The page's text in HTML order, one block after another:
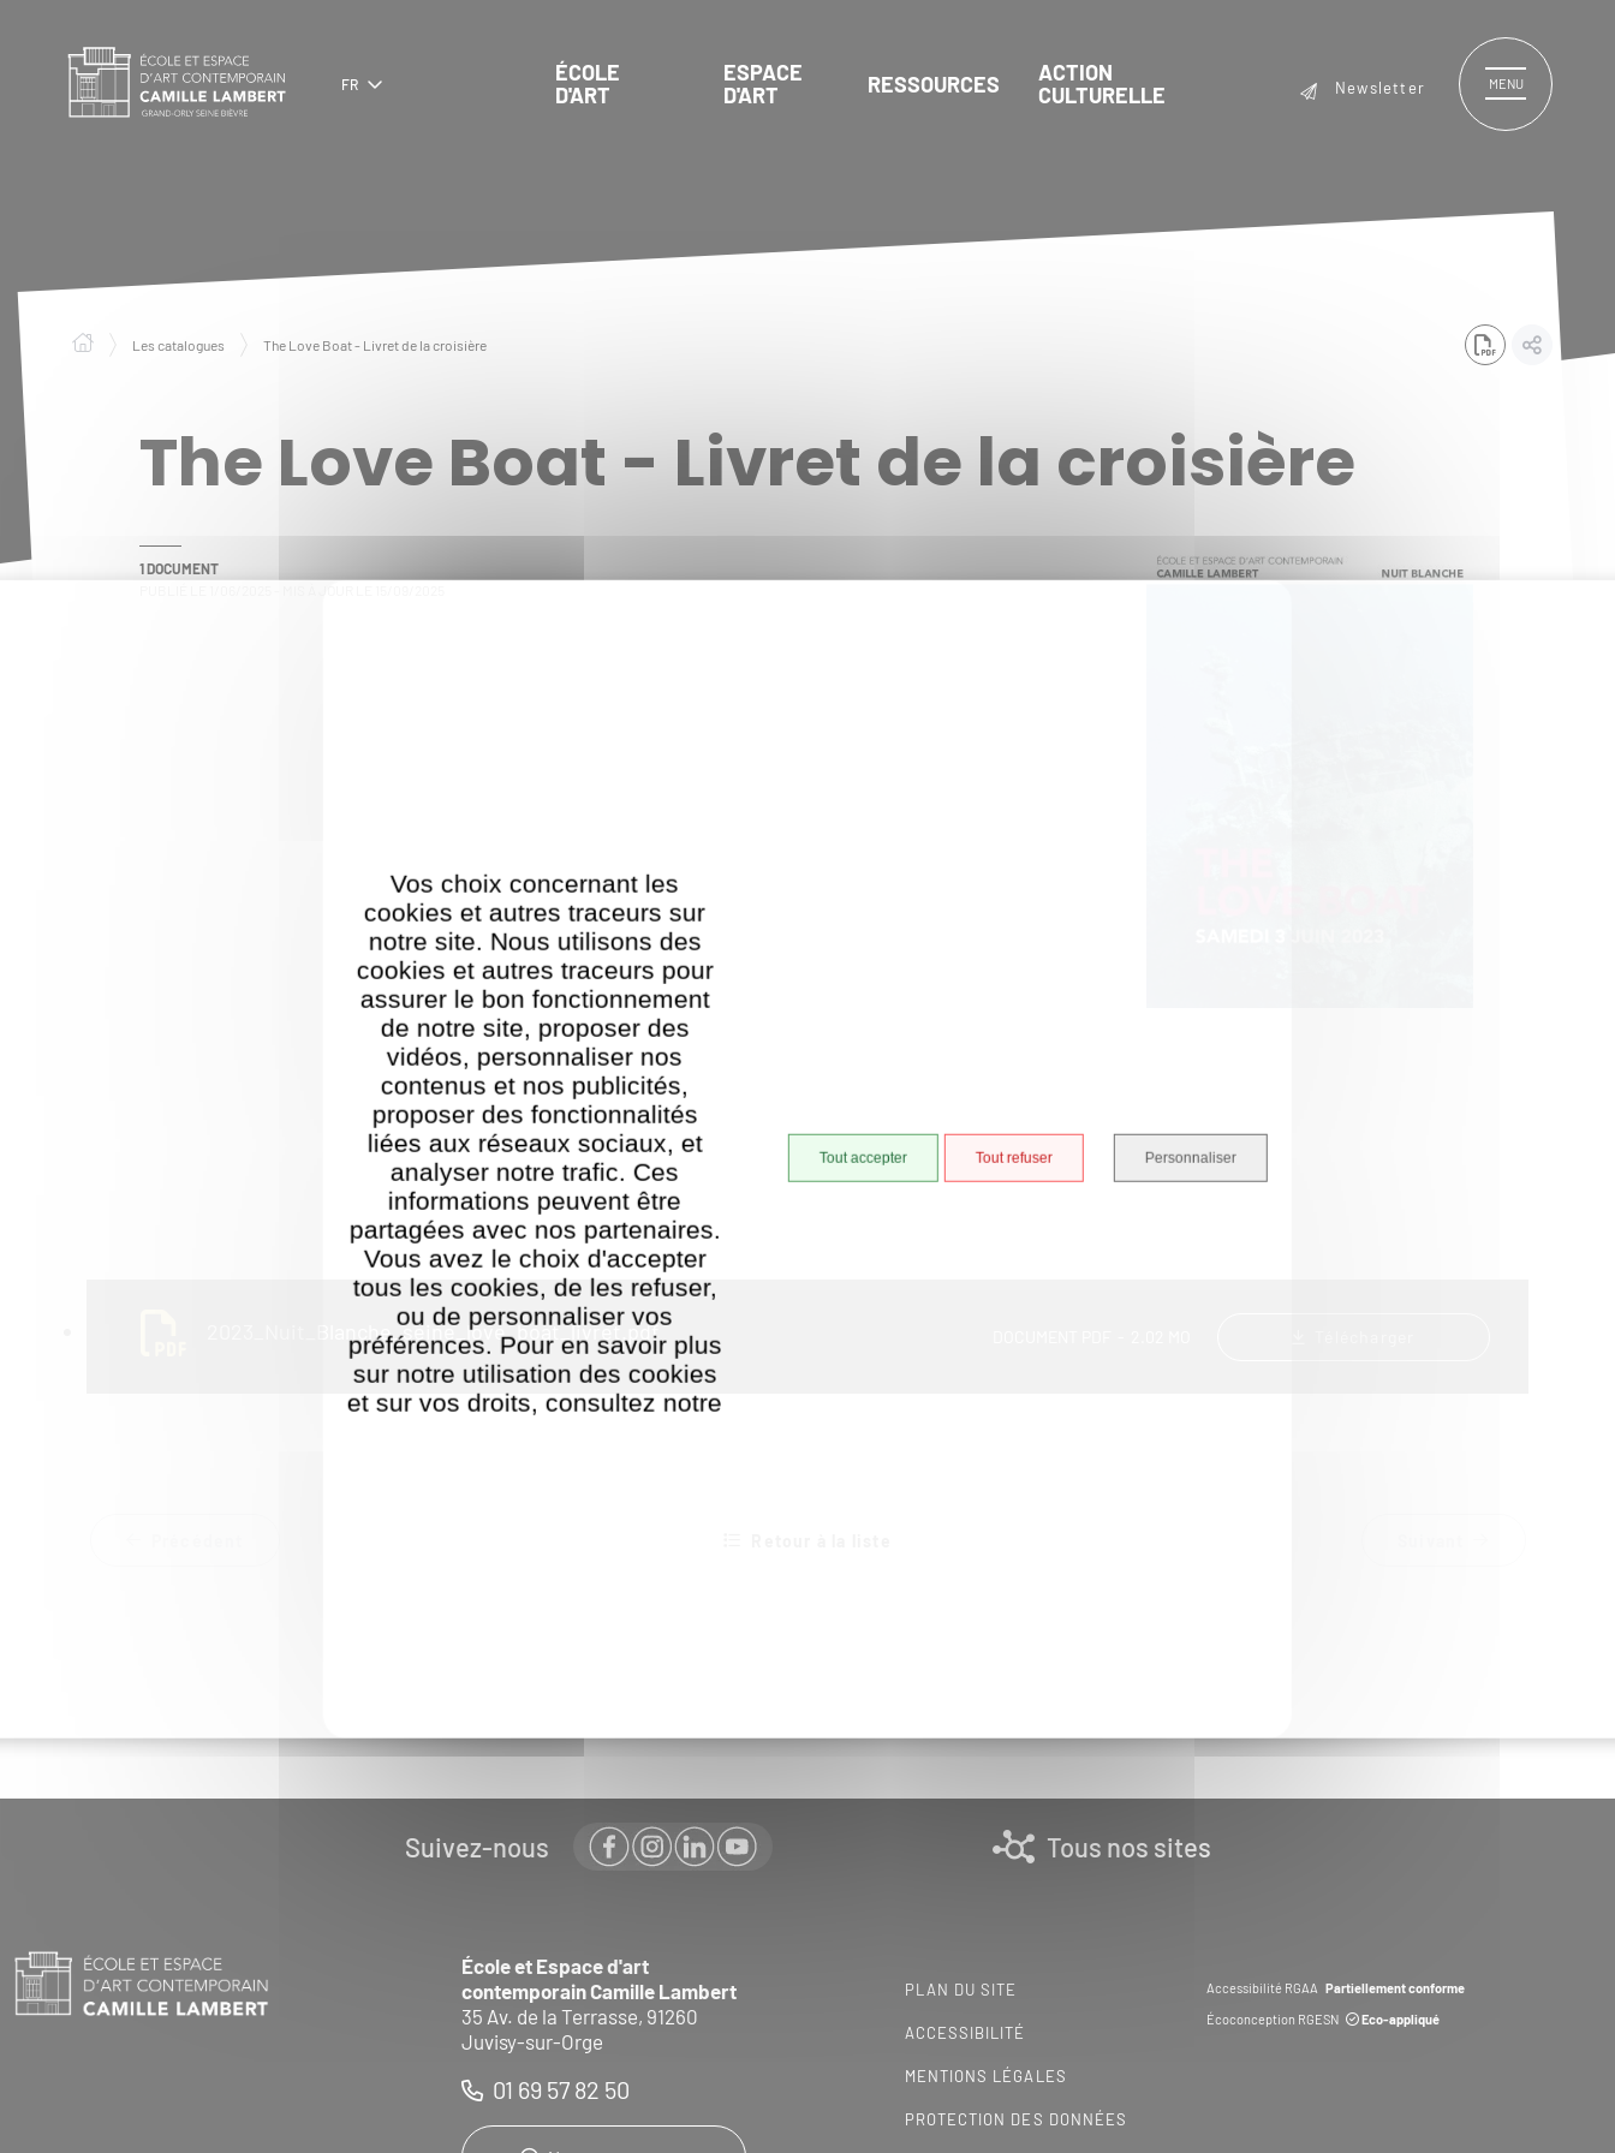
Vos choix concernant les
cookies et autres traceurs sur
notre site. Nous utilisons des
cookies et autres traceurs pour
assurer le bon fonctionnement
de notre site, proposer des
vidéos, personnaliser nos
contenus et nos publicités,
proposer des fonctionnalités
liées aux réseaux sociaux, et
analyser notre trafic. Ces
informations peuvent être
partagées avec nos partenaires.
Vous avez le choix d'accepter
tous les cookies, de les refuser,
ou de personnaliser vos
préférences. Pour en savoir plus
sur notre utilisation des cookies
et sur vos droits, consultez notre
Tout accepter Tout refuser Personnaliser
FR
ÉCOLE
D'ART
ESPACE
D'ART
RESSOURCES
ACTION
CULTURELLE
Newsletter MENU
Les catalogues The Love Boat - Livret de la croisière
The Love Boat - Livret de la croisière
1 DOCUMENT
2023_Nuit_Blanche_seine_love_boat_livret.pdf
Suivez-nous Tous nos sites
École et Espace d'art
contemporain Camille Lambert
35 Av. de la Terrasse, 91260
Juvisy-sur-Orge
01 69 57 82 50
PLAN DU SITE
ACCESSIBILITÉ
MENTIONS LÉGALES
PROTECTION DES DONNÉES
Accessibilité RGAA Partiellement conforme
Écoconception RGESN
Eco-appliqué